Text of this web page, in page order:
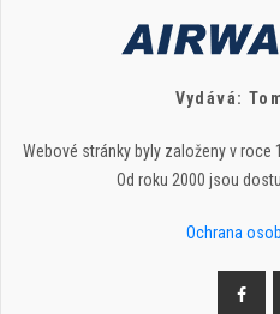
Vydává:
Webové stránky byly založeny v roce
Od roku 2000 jsou
Ochrana